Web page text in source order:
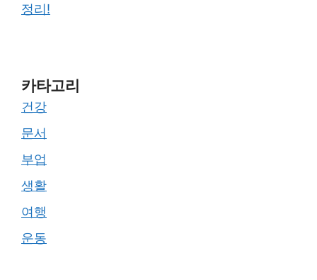
정리!
카타고리
건강
문서
부업
생활
여행
운동